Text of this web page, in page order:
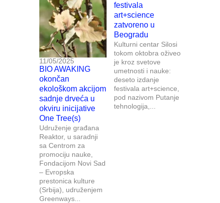
11/05/2025
BIO AWAKING
okončan
ekološkom akcijom
sadnje drveća u
okviru inicijative
One Tree(s)
Udruženje građana
Reaktor, u saradnji
sa Centrom za
promociju nauke,
Fondacijom Novi Sad
– Evropska
prestonica kulture
(Srbija), udruženjem
Greenways...
festivala
art+science
zatvoreno u
Beogradu
Kulturni centar Silosi
tokom oktobra oživeo
je kroz svetove
umetnosti i nauke:
deseto izdanje
festivala art+science,
pod nazivom Putanje
tehnologija,...